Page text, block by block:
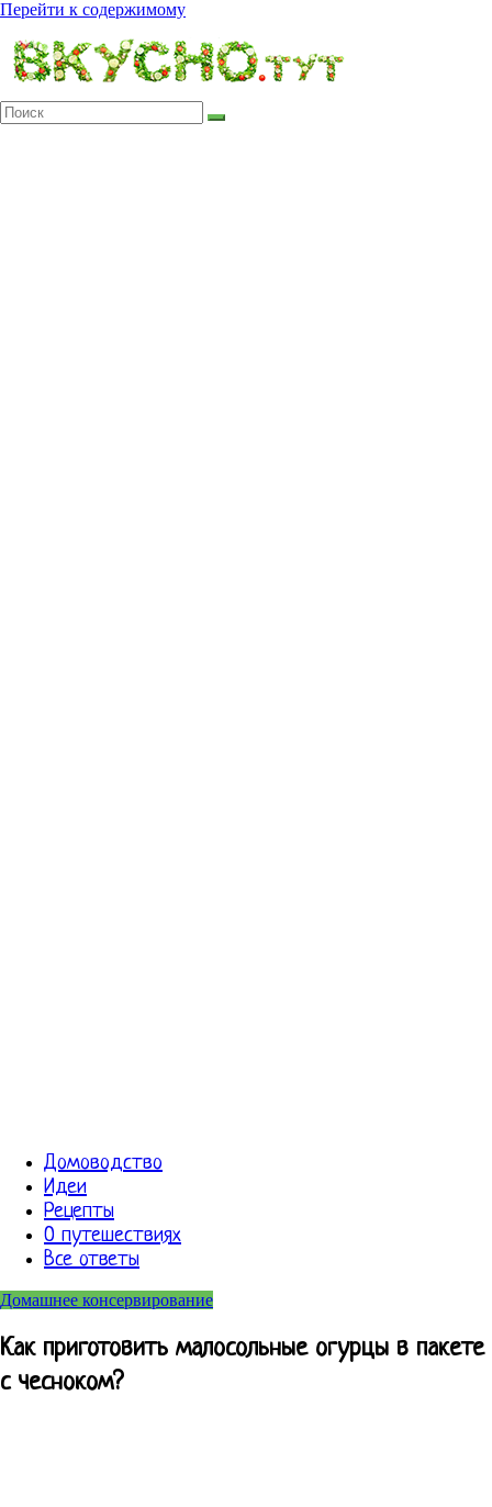
Перейти к содержимому
Домоводство
Идеи
Рецепты
О путешествиях
Все ответы
Домашнее консервирование
Как приготовить малосольные огурцы в пакете
с чесноком?